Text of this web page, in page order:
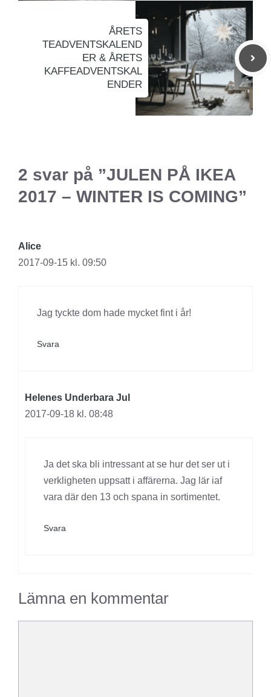
ÅRETS
TEADVENTSKALEND
ER & ÅRETS
KAFFEADVENTSKAL
ENDER
2 svar på ”JULEN PÅ IKEA
2017 – WINTER IS COMING”
Alice
2017-09-15 kl. 09:50
Jag tyckte dom hade mycket fint i år!
Svara
Helenes Underbara Jul
2017-09-18 kl. 08:48
Ja det ska bli intressant at se hur det ser ut i
verkligheten uppsatt i affärerna. Jag lär iaf
vara där den 13 och spana in sortimentet.
Svara
Lämna en kommentar